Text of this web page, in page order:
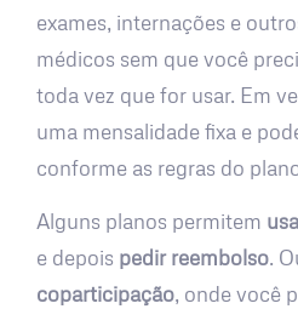
exames, internações e
médicos sem que você
toda vez que for usar. Em
uma mensalidade fixa e
conforme as regras do
Alguns planos permitem
e depois pedir reembolso.
coparticipação, onde você